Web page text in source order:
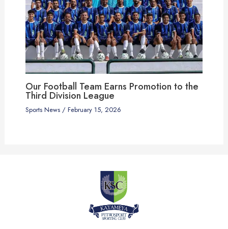
Our Football Team Earns Promotion to the
Third Division League
Sports News/ February 15, 2026